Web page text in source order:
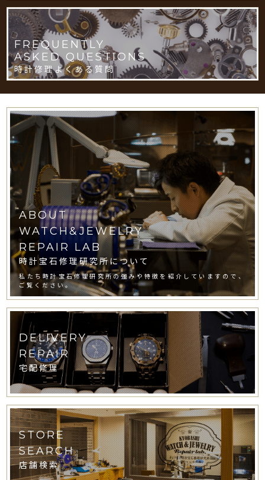
FREQUENTLY
ASKED QUESTIONS
時計修理よくある質問
ABOUT
WATCH&JEWELRY
REPAIR LAB
時計宝石修理研究所について
私たち時計宝石修理研究所の強みや特徴を紹介していますので、
ご覧ください。
DELIVERY
REPAIR
宅配修理
STORE
SEARCH
店舗検索